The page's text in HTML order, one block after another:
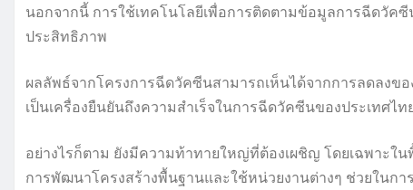
นอกจากนี้ การใช้เทคโนโลยีเพื่อการติดตามข้อมูลการฉีดวัค
ประสิทธิภาพ
ผลลัพธ์จากโครงการฉีดวัคซีนสามารถเห็นได้จากการลดลงข
เป็นเครื่องยืนยันถึงความสำเร็จในการฉีดวัคซีนของประเทศไ
อย่างไรก็ตาม ยังมีความท้าทายใหญ่ที่ต้องเผชิญ โดยเฉพาะ
การพัฒนาโครงสร้างพื้นฐานและใช้หน่วยงานต่างๆ ช่วยในก